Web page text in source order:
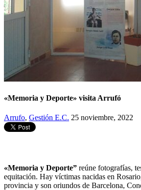
«Memoria y Deporte» visita Arrufó
Arrufo, Gestión E.C. 25 noviembre, 2022
«Memoria y Deporte” reúne fotografías,
equitación. Hay víctimas nacidas en
provincia y son oriundos de Barcelona,